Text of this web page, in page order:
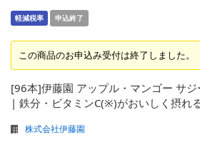
軽減税率 申込終了
この商品のお申込み受付は終了しました。
[96本]伊藤園 アップル・マンゴー サ
| 鉄分・ビタミンC(※)がおいしく摂れ
株式会社伊藤園